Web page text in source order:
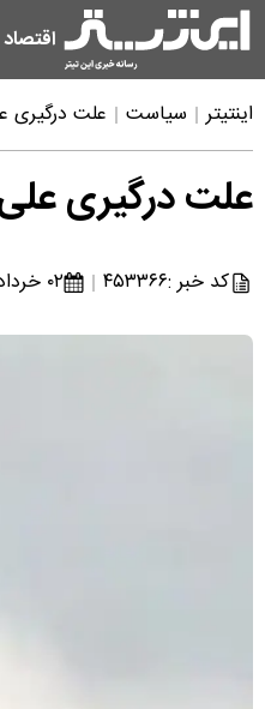
اقتصاد
اینتیتر سیاست علت
علت درگیری
کد خبر :۴۵۳۳۶۶ ۰۲ خرداد ۱۴۰۵ - ۱۳:۱۱